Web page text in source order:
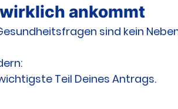
ankommt
sind kein
Teil Deines Antrags.